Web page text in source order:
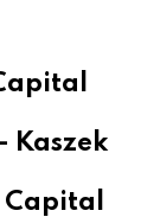
Kaszek